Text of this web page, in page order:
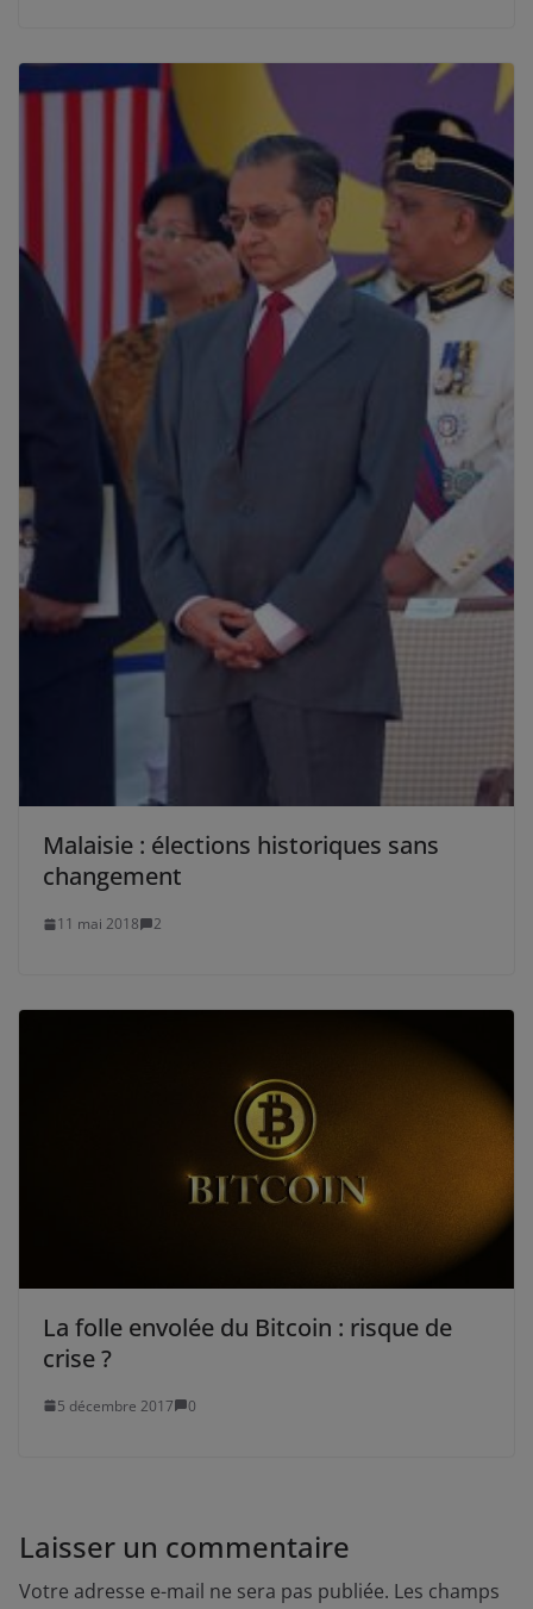
Malaisie : élections historiques sans
changement
11 mai 2018 2
La folle envolée du Bitcoin : risque de
crise ?
5 décembre 2017 0
Laisser un commentaire
Votre adresse e-mail ne sera pas publiée. Les champs